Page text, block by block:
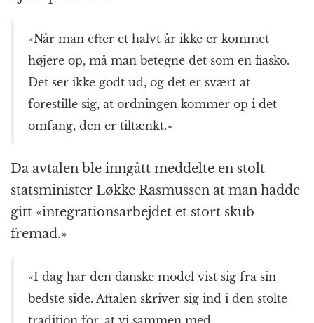
«Når man efter et halvt år ikke er kommet
højere op, må man betegne det som en fiasko.
Det ser ikke godt ud, og det er svært at
forestille sig, at ordningen kommer op i det
omfang, den er tiltænkt.»
Da avtalen ble inngått meddelte en stolt
statsminister Løkke Rasmussen at man hadde
gitt «integrationsarbejdet et stort skub
fremad.»
«I dag har den danske model vist sig fra sin
bedste side. Aftalen skriver sig ind i den stolte